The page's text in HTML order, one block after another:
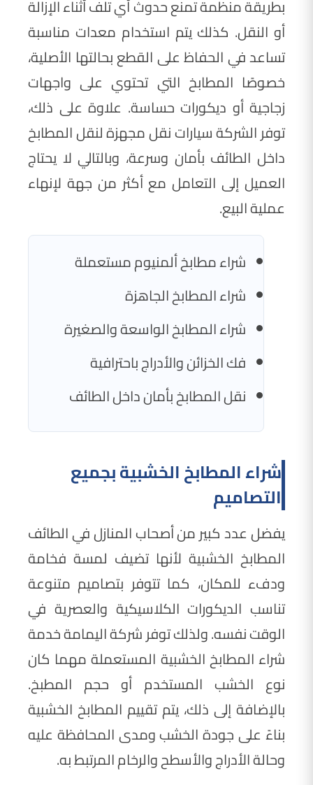
بطريقة منظمة تمنع حدوث أي تلف أثناء الإزالة
أو النقل. كذلك يتم استخدام معدات مناسبة
تساعد في الحفاظ على القطع بحالتها الأصلية،
خصوصًا المطابخ التي تحتوي على واجهات
زجاجية أو ديكورات حساسة. علاوة على ذلك،
توفر الشركة سيارات نقل مجهزة لنقل المطابخ
داخل الطائف بأمان وسرعة، وبالتالي لا يحتاج
العميل إلى التعامل مع أكثر من جهة لإنهاء
عملية البيع.
شراء مطابخ ألمنيوم مستعملة
شراء المطابخ الجاهزة
شراء المطابخ الواسعة والصغيرة
فك الخزائن والأدراج باحترافية
نقل المطابخ بأمان داخل الطائف
شراء المطابخ الخشبية بجميع
التصاميم
يفضل عدد كبير من أصحاب المنازل في الطائف
المطابخ الخشبية لأنها تضيف لمسة فخامة
ودفء للمكان، كما تتوفر بتصاميم متنوعة
تناسب الديكورات الكلاسيكية والعصرية في
الوقت نفسه. ولذلك توفر شركة اليمامة خدمة
شراء المطابخ الخشبية المستعملة مهما كان
نوع الخشب المستخدم أو حجم المطبخ.
بالإضافة إلى ذلك، يتم تقييم المطابخ الخشبية
بناءً على جودة الخشب ومدى المحافظة عليه
وحالة الأدراج والأسطح والرخام المرتبط به.